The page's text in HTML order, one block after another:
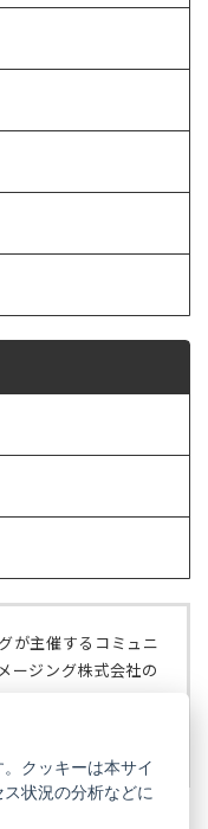
が主催するコミュニ
ージング株式会社の
ト
クッキーは本サイ
状況の分析などに